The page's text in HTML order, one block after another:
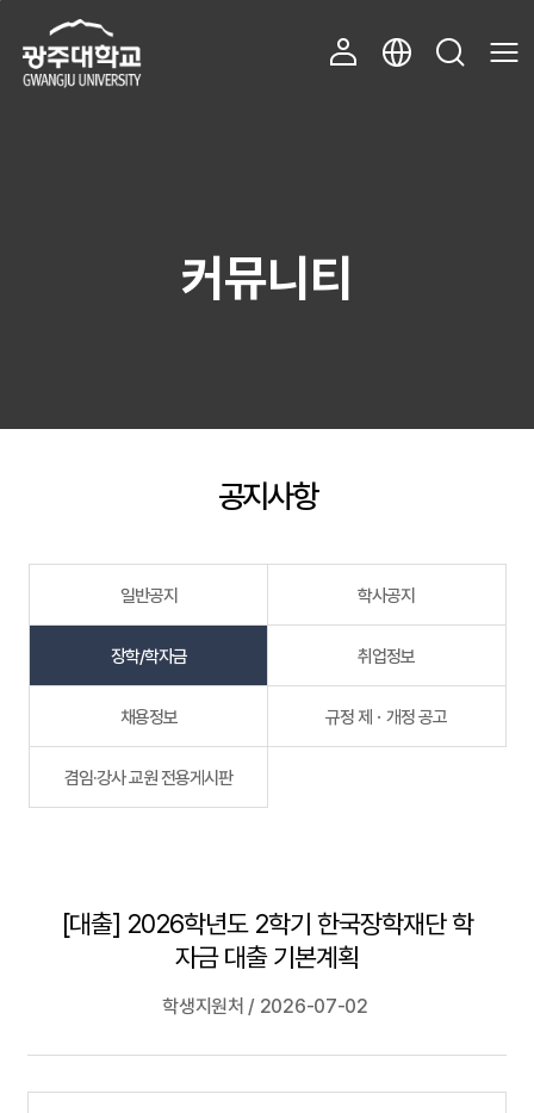
커뮤니티
공지사항
일반공지 학사공지
장학/학자금 취업정보
채용정보 규정 제ㆍ개정 공고
겸임·강사 교원 전용게시판
[대출] 2026학년도 2학기 한국장학재단 학
자금 대출 기본계획
학생지원처 / 2026-07-02